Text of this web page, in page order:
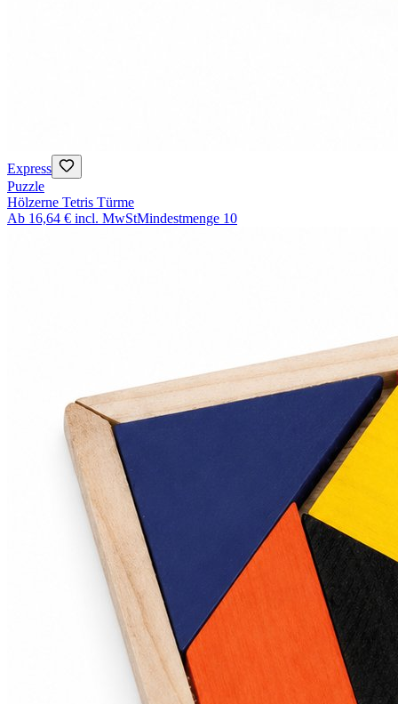
Express
Puzzle
Hölzerne Tetris Türme
Ab 16,64 € incl. MwStMindestmenge 10